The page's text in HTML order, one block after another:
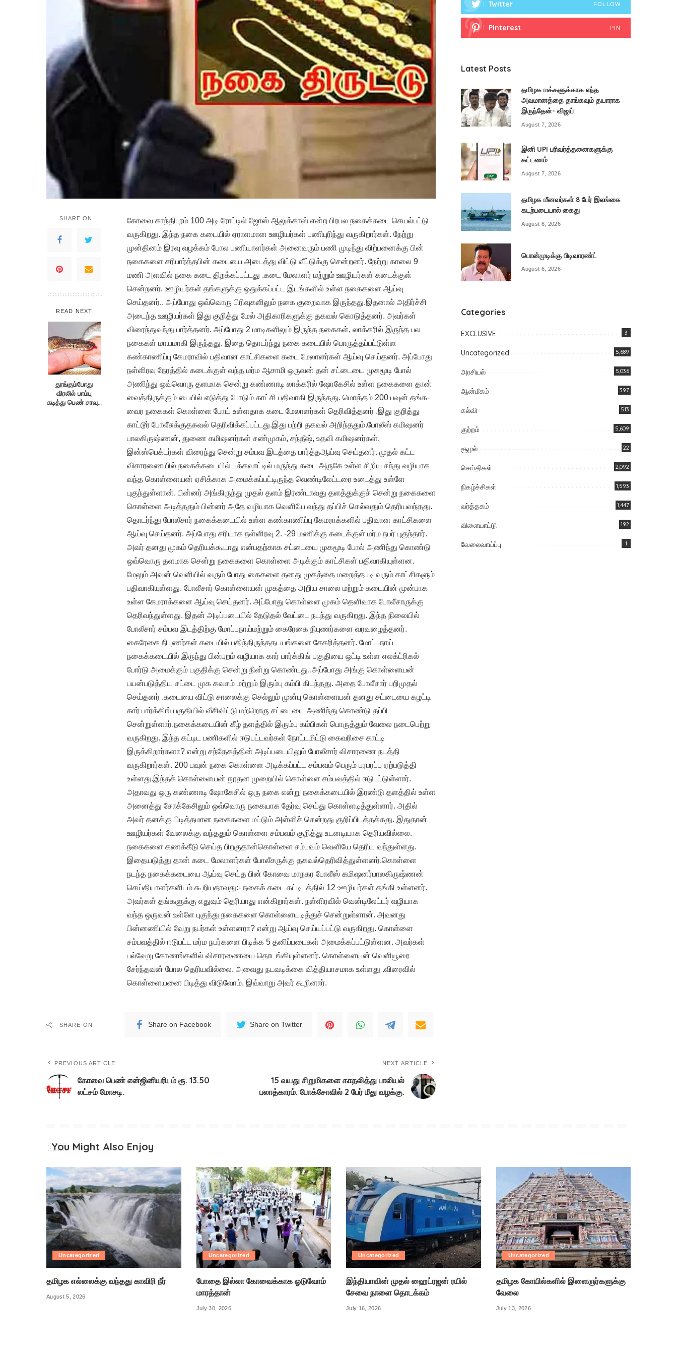
SHARE ON
READ NEXT
தூங்கும்போது
விரலில் பாம்பு
கடித்து பெண் சாவு…
கோவை காந்திபுரம் 100 அடி ரோட்டில் ஜோஸ் ஆலுக்காஸ் என்ற பிரபல நகைக்கடை செயல்பட்டு
வருகிறது. இந்த நகை கடையில் ஏராளமான ஊழியர்கள் பணிபுரிந்து வருகிறார்கள். நேற்று
முன்தினம் இரவு வழக்கம் போல பணியாளர்கள் அனைவரும் பணி முடிந்து விற்பனைக்கு பின்
நகைகளை சரிபார்த்தபின் கடையை அடைத்து விட்டு வீட்டுக்கு சென்றனர். நேற்று காலை 9
மணி அளவில் நகை கடை திறக்கப்பட்டது .கடை மேலாளர் மற்றும் ஊழியர்கள் கடைக்குள்
சென்றனர். ஊழியர்கள் தங்களுக்கு ஒதுக்கப்பட்ட இடங்களில் உள்ள நகைகளை ஆய்வு
செய்தனர்.. அப்போது ஒவ்வொரு பிரிவுகளிலும் நகை குறைவாக இருந்தது.இதனால் அதிர்ச்சி
அடைந்த ஊழியர்கள் இது குறித்து மேல் அதிகாரிகளுக்கு தகவல் கொடுத்தனர். அவர்கள்
விரைந்துவந்து பார்த்தனர். அப்போது 2 மாடிகளிலும் இருந்த நகைகள், லாக்கரில் இருந்த பல
நகைகள் மாயமாகி இருந்தது. இதை தொடர்ந்து நகை கடையில் பொருத்தப்பட்டுள்ள
கண்காணிப்பு கேமராவில் பதிவான காட்சிகளை கடை மேலாளர்கள் ஆய்வு செய்தனர். அப்போது
நள்ளிரவு நேரத்தில் கடைக்குள் வந்த மர்ம ஆசாமி ஒருவன் தன் சட்டையை முகமூடி போல்
அணிந்து ஒவ்வொரு தளமாக சென்று கண்ணாடி லாக்கரில் ஷோகேசில் உள்ள நகைகளை தான்
வைத்திருக்கும் பையில் எடுத்து போடும் காட்சி பதிவாகி இருந்தது. மொத்தம் 200 பவுன் தங்க-
வைர நகைகள் கொள்ளை போய் உள்ளதாக கடை மேலாளர்கள் தெரிவித்தனர் .இது குறித்து
காட்டூர் போலீசுக்குதகவல் தெரிவிக்கப்பட்டது.இது பற்றி தகவல் அறிந்ததும்.போலீஸ் கமிஷனர்
பாலகிருஷ்ணன், துணை கமிஷனர்கள் சண்முகம், சந்தீஷ், உதவி கமிஷனர்கள்,
இன்ஸ்பெக்டர்கள் விரைந்து சென்று சம்பவ இடத்தை பார்த்தஆய்வு செய்தனர். முதல் கட்ட
விசாரணையில் நகைக்கடையில் பக்கவாட்டில் மருந்து கடை அருகே உள்ள சிறிய சந்து வழியாக
வந்த கொள்ளையன் ஏசிக்காக அமைக்கப்பட்டிருந்த வெண்டிலேட்டரை உடைத்து உள்ளே
புகுந்துள்ளான். பின்னர் அங்கிருந்து முதல் தளம் இரண்டாவது தளத்துக்குச் சென்று நகைகளை
கொள்ளை அடித்ததும் பின்னர் அதே வழியாக வெளியே வந்து தப்பிச் செல்வதும் தெரியவந்தது.
தொடர்ந்து போலீசார் நகைக்கடையில் உள்ள கண்காணிப்பு கேமராக்களில் பதிவான காட்சிகளை
ஆய்வு செய்தனர். அப்போது சரியாக நள்ளிரவு 2. -29 மணிக்கு கடைக்குள் மர்ம நபர் புகுந்தார்.
அவர் தனது முகம் தெரியக்கூடாது என்பதற்காக சட்டையை முகமூடி போல் அணிந்து கொண்டு
ஒவ்வொரு தளமாக சென்று நகைகளை கொள்ளை அடிக்கும் காட்சிகள் பதிவாகியுள்ளன.
மேலும் அவன் வெளியில் வரும் போது கைகளை தனது முகத்தை மறைத்தபடி வரும் காட்சிகளும்
பதிவாகியுள்ளது. போலீசார் கொள்ளையன் முகத்தை அறிய சாலை மற்றும் கடையின் முன்பாக
உள்ள கேமராக்களை ஆய்வு செய்தனர். அப்போது கொள்ளை முகம் தெளிவாக போலீசாருக்கு
தெரிவந்துள்ளது. இதன் அடிப்படையில் தேடுதல் வேட்டை நடந்து வருகிறது. இந்த நிலையில்
போலீசார் சம்பவ இடத்திற்கு மோப்பநாய்மற்றும் கைரேகை நிபுணர்களை வரவழைத்தனர்.
கைரேகை நிபுணர்கள் கடையில் பதிந்திருந்ததடயங்களை சேகரித்தனர். மோப்பநாய்
நகைக்கடையில் இருந்து பின்புறம் வழியாக கார் பார்க்கிங் பகுதியை ஒட்டி உள்ள எலக்ட்ரிகல்
போர்டு அமைக்கும் பகுதிக்கு சென்று நின்று கொண்டது..அப்போது அங்கு கொள்ளையன்
பயன்படுத்திய சட்டை முக கவசம் மற்றும் இரும்பு கம்பி கிடந்தது. அதை போலீசார் பறிமுதல்
செய்தனர் .கடையை விட்டு சாலைக்கு செல்லும் முன்பு கொள்ளையன் தனது சட்டையை கழட்டி
கார் பார்க்கிங் பகுதியில் வீசிவிட்டு மற்றொரு சட்டையை அணிந்து கொண்டு தப்பி
சென்றுள்ளார்.நகைக்கடையின் கீழ் தளத்தில் இரும்பு கம்பிகள் பொருத்தும் வேலை நடைபெற்று
வருகிறது. இந்த கட்டிட பணிகளில் ஈடுபட்டவர்கள் நோட்டமிட்டு கைவரிசை காட்டி
இருக்கிறார்களா? என்று சந்தேகத்தின் அடிப்படையிலும் போலீசார் விசாரணை நடத்தி
வருகிறார்கள். 200 பவுன் நகை கொள்ளை அடிக்கப்பட்ட சம்பவம் பெரும் பரபரப்பு ஏற்படுத்தி
உள்ளது.இந்தக் கொள்ளையன் நூதன முறையில் கொள்ளை சம்பவத்தில் ஈடுபட்டுள்ளார்.
அதாவது ஒரு கண்ணாடி ஷோகேசில் ஒரு நகை என்று நகைக்கடையில் இரண்டு தளத்தில் உள்ள
அனைத்து சோக்கேசிலும் ஒவ்வொரு நகையாக தேர்வு செய்து கொள்ளடித்துள்ளார். அதில்
அவர் தனக்கு பிடித்தமான நகைகளை மட்டும் அள்ளிச் சென்றது குறிப்பிடத்தக்கது. இதுதான்
ஊழியர்கள் வேலைக்கு வந்ததும் கொள்ளை சம்பவம் குறித்து உடனடியாக தெரியவில்லை.
நகைகளை கணக்கீடு செய்த பிறகுதான்கொள்ளை சம்பவம் வெளியே தெரிய வந்துள்ளது.
இதையடுத்து தான் கடை மேலாளர்கள் போலீசருக்கு தகவல்தெரிவித்துள்ளனர்.கொள்ளை
நடந்த நகைக்கடையை ஆய்வு செய்த பின் கோவை மாநகர போலீஸ் கமிஷனர்பாலகிருஷ்ணன்
செய்தியாளர்களிடம் கூறியதாவது:- நகைக் கடை கட்டிடத்தில் 12 ஊழியர்கள் தங்கி உள்ளனர்.
அவர்கள் தங்களுக்கு எதுவும் தெரியாது என்கிறார்கள். நள்ளிரவில் வென்டிலேட்டர் வழியாக
வந்த ஒருவன் உள்ளே புகுந்து நகைகளை கொள்ளையடித்துச் சென்றுள்ளான். அவனது
பின்னணியில் வேறு நபர்கள் உள்ளனரா? என்று ஆய்வு செய்யப்பட்டு வருகிறது. கொள்ளை
சம்பவத்தில் ஈடுபட்ட மர்ம நபர்களை பிடிக்க 5 தனிப்படைகள் அமைக்கப்பட்டுள்ளன. அவர்கள்
பல்வேறு கோணங்களில் விசாரணையை தொடங்கியுள்ளனர். கொள்ளையன் வெளியூரை
சேர்ந்தவன் போல தெரியவில்லை. அவைது நடவடிக்கை வித்தியாசமாக உள்ளது .விரைவில்
கொள்ளையனை பிடித்து விடுவோம். இவ்வாறு அவர் கூறினார்.
SHARE ON Share on Facebook Share on Twitter
PREVIOUS ARTICLE
கோவை பெண் என்ஜினியரிடம் ரூ. 13.50
லட்சம் மோசடி.
NEXT ARTICLE
15 வயது சிறுமிகளை காதலித்து பாலியல்
பலாத்காரம். போக்சோவில் 2 பேர் மீது வழக்கு.
Twitter FOLLOW
Pinterest PIN
Latest Posts
தமிழக மக்களுக்காக எந்த
அவமானத்தை தாங்கவும் தயாராக
இருந்தேன்- விஜய்
August 7, 2026
இனி UPI பரிவர்த்தனைகளுக்கு
கட்டணம்
August 7, 2026
தமிழக மீனவர்கள் 8 பேர் இலங்கை
கடற்படையால் கைது
August 6, 2026
பொன்முடிக்கு பிடிவாரண்ட்
August 6, 2026
Categories
EXCLUSIVE 3
Uncategorized 5,689
அரசியல் 5,036
ஆன்மீகம் 397
கல்வி 513
குற்றம் 5,609
சூழல் 22
செய்திகள் 2,092
நிகழ்ச்சிகள் 1,593
வர்த்தகம் 1,447
விளையாட்டு 192
வேலைவாய்ப்பு 1
You Might Also Enjoy
Uncategorized
தமிழக எல்லைக்கு வந்தது காவிரி நீர்
August 5, 2026
Uncategorized
போதை இல்லா கோவைக்காக ஓடுவோம்
மாரத்தான்
July 30, 2026
Uncategorized
இந்தியாவின் முதல் ஹைட்ரஜன் ரயில்
சேவை நாளை தொடக்கம்
July 16, 2026
Uncategorized
தமிழக கோயில்களில் இளைஞர்களுக்கு
வேலை
July 13, 2026